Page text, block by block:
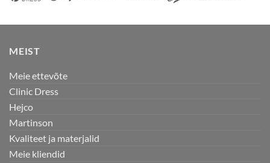
MEIST
Meie ettevõte
Clinic Dress
Hejco
Martinson
Kvaliteet ja materjalid
Meie kliendid